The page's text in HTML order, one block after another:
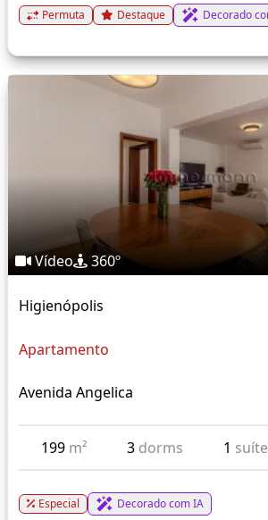
Permuta Destaque Decorado
Vídeo 360º
Higienópolis
Apartamento
Avenida Angelica
199 m² 3 dorms 1 suíte
Especial Decorado com IA